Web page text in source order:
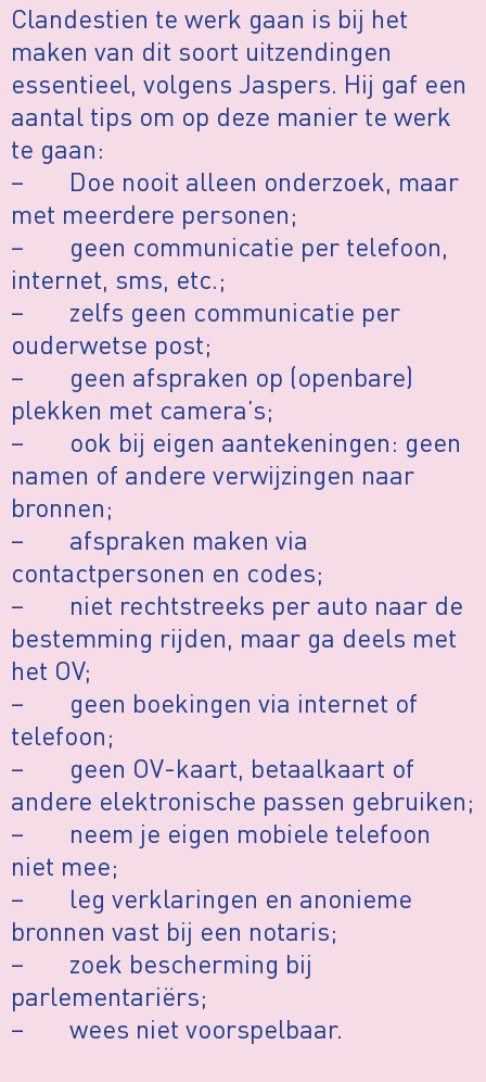
Clandestien te werk gaan is bij het
maken van dit soort uitzendingen
essentieel, volgens Jaspers. Hij gaf een
aantal tips om op deze manier te werk
te gaan:
– Doe nooit alleen onderzoek, maar
met meerdere personen;
– geen communicatie per telefoon,
internet, sms, etc.;
– zelfs geen communicatie per
ouderwetse post;
– geen afspraken op (openbare)
plekken met camera’s;
– ook bij eigen aantekeningen: geen
namen of andere verwijzingen naar
bronnen;
– afspraken maken via
contactpersonen en codes;
– niet rechtstreeks per auto naar de
bestemming rijden, maar ga deels met
het OV;
– geen boekingen via internet of
telefoon;
– geen OV-kaart, betaalkaart of
andere elektronische passen gebruiken;
– neem je eigen mobiele telefoon
niet mee;
– leg verklaringen en anonieme
bronnen vast bij een notaris;
– zoek bescherming bij
parlementariërs;
– wees niet voorspelbaar.